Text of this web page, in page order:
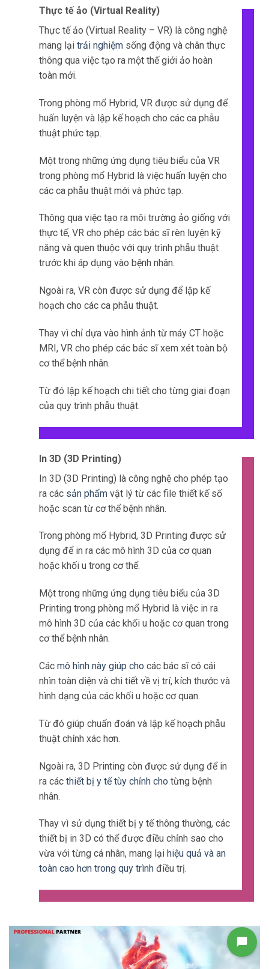
Thực tế ảo (Virtual Reality)
Thực tế ảo (Virtual Reality – VR) là công nghệ
mang lại trải nghiệm sống động và chân thực
thông qua việc tạo ra một thế giới ảo hoàn
toàn mới.
Trong phòng mổ Hybrid, VR được sử dụng để
huấn luyện và lập kế hoạch cho các ca phẫu
thuật phức tạp.
Một trong những ứng dụng tiêu biểu của VR
trong phòng mổ Hybrid là việc huấn luyện cho
các ca phẫu thuật mới và phức tạp.
Thông qua việc tạo ra môi trường ảo giống với
thực tế, VR cho phép các bác sĩ rèn luyện kỹ
năng và quen thuộc với quy trình phẫu thuật
trước khi áp dụng vào bệnh nhân.
Ngoài ra, VR còn được sử dụng để lập kế
hoạch cho các ca phẫu thuật.
Thay vì chỉ dựa vào hình ảnh từ máy CT hoặc
MRI, VR cho phép các bác sĩ xem xét toàn bộ
cơ thể bệnh nhân.
Từ đó lập kế hoạch chi tiết cho từng giai đoạn
của quy trình phẫu thuật.
In 3D (3D Printing)
In 3D (3D Printing) là công nghệ cho phép tạo
ra các sản phẩm vật lý từ các file thiết kế số
hoặc scan từ cơ thể bệnh nhân.
Trong phòng mổ Hybrid, 3D Printing được sử
dụng để in ra các mô hình 3D của cơ quan
hoặc khối u trong cơ thể.
Một trong những ứng dụng tiêu biểu của 3D
Printing trong phòng mổ Hybrid là việc in ra
mô hình 3D của các khối u hoặc cơ quan trong
cơ thể bệnh nhân.
Các mô hình này giúp cho các bác sĩ có cái
nhìn toàn diện và chi tiết về vị trí, kích thước và
hình dạng của các khối u hoặc cơ quan.
Từ đó giúp chuẩn đoán và lập kế hoạch phẫu
thuật chính xác hơn.
Ngoài ra, 3D Printing còn được sử dụng để in
ra các thiết bị y tế tùy chỉnh cho từng bệnh
nhân.
Thay vì sử dụng thiết bị y tế thông thường, các
thiết bị in 3D có thể được điều chỉnh sao cho
vừa với từng cá nhân, mang lại hiệu quả và an
toàn cao hơn trong quy trình điều trị.